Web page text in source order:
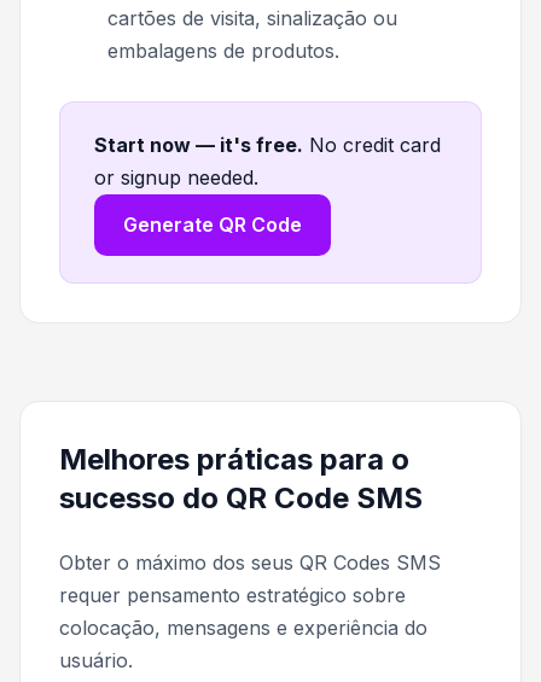
cartões de visita, sinalização ou
embalagens de produtos.
Start now — it's free. No credit card
or signup needed.
Generate QR Code
Melhores práticas para o
sucesso do QR Code SMS
Obter o máximo dos seus QR Codes SMS
requer pensamento estratégico sobre
colocação, mensagens e experiência do
usuário.